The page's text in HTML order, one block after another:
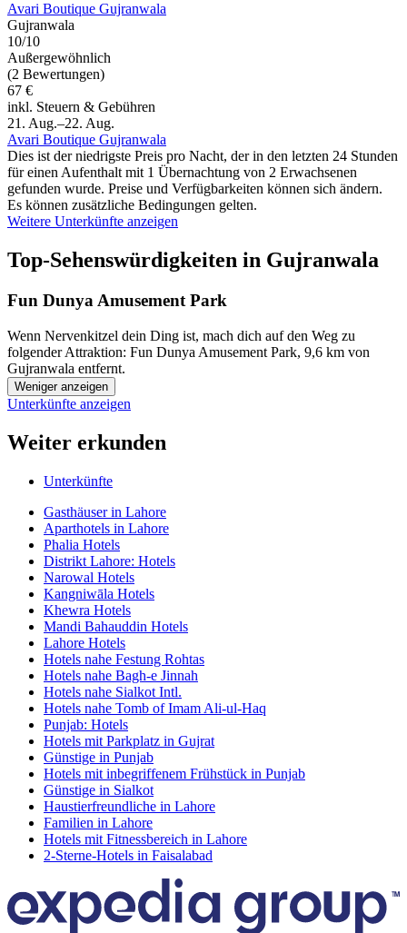
Avari Boutique Gujranwala
Gujranwala
10/10
Außergewöhnlich
(2 Bewertungen)
67 €
inkl. Steuern & Gebühren
21. Aug.–22. Aug.
Avari Boutique Gujranwala
Dies ist der niedrigste Preis pro Nacht, der in den letzten 24 Stunden
für einen Aufenthalt mit 1 Übernachtung von 2 Erwachsenen
gefunden wurde. Preise und Verfügbarkeiten können sich ändern.
Es können zusätzliche Bedingungen gelten.
Weitere Unterkünfte anzeigen
Top-Sehenswürdigkeiten in Gujranwala
Fun Dunya Amusement Park
Wenn Nervenkitzel dein Ding ist, mach dich auf den Weg zu
folgender Attraktion: Fun Dunya Amusement Park, 9,6 km von
Gujranwala entfernt.
Weniger anzeigen
Unterkünfte anzeigen
Weiter erkunden
Unterkünfte
Gasthäuser in Lahore
Aparthotels in Lahore
Phalia Hotels
Distrikt Lahore: Hotels
Narowal Hotels
Kangniwāla Hotels
Khewra Hotels
Mandi Bahauddin Hotels
Lahore Hotels
Hotels nahe Festung Rohtas
Hotels nahe Bagh-e Jinnah
Hotels nahe Sialkot Intl.
Hotels nahe Tomb of Imam Ali-ul-Haq
Punjab: Hotels
Hotels mit Parkplatz in Gujrat
Günstige in Punjab
Hotels mit inbegriffenem Frühstück in Punjab
Günstige in Sialkot
Haustierfreundliche in Lahore
Familien in Lahore
Hotels mit Fitnessbereich in Lahore
2-Sterne-Hotels in Faisalabad